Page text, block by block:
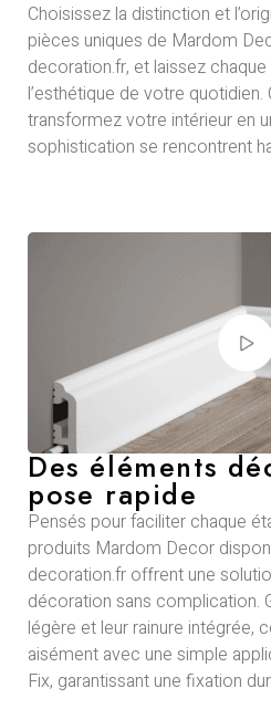
Choisissez la distinction et
pièces uniques de Mardom
decoration.fr, et laissez
l’esthétique de votre
transformez votre intérieur en
sophistication se rencontrent
Des éléments
pose rapide
Pensés pour faciliter chaque
produits Mardom Decor
decoration.fr offrent une
décoration sans complication.
légère et leur rainure intégrée,
aisément avec une simple
Fix, garantissant une fixation